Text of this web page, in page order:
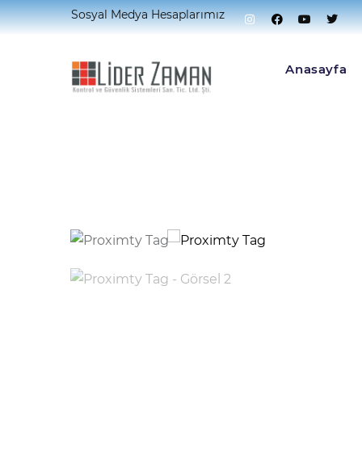
Sosyal Medya Hesaplarımız
Anasayfa
Home Kapı Açma Sistemleri Kapı Açma